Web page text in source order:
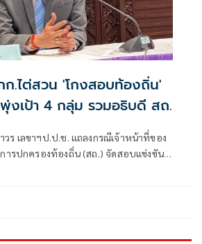
.ไต่สวน 'โกงสอบท้องถิ่น'
งเป้า 4 กลุ่ม รวมอธิบดี สถ.
ร เลขาฯป.ป.ช. แถลงกรณีเจ้าหน้าที่ของ
การปกครองท้องถิ่น (สถ.) จัดสอบแข่งขัน